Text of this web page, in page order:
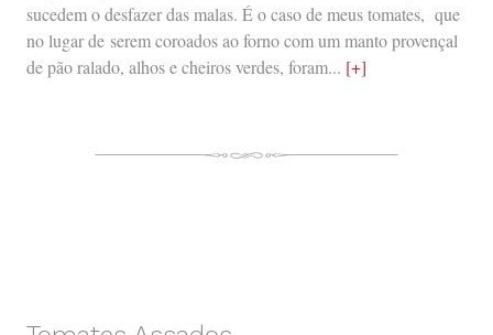
sucedem o desfazer das malas. É o caso de meus tomates, que
no lugar de serem coroados ao forno com um manto provençal
de pão ralado, alhos e cheiros verdes, foram... [+]